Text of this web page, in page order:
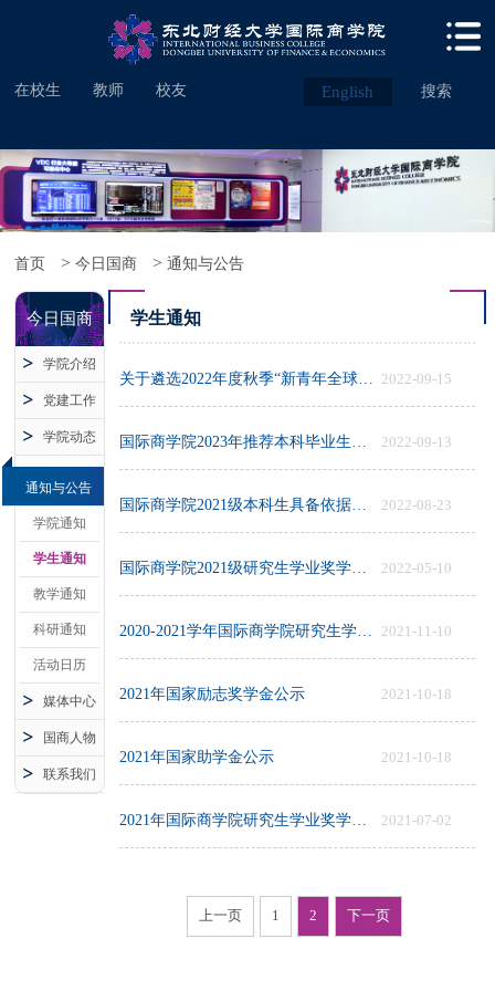
在校生 教师 校友 English 搜索
首页 >今日国商 >通知与公告
今日国商
学院介绍
党建工作
学院动态
通知与公告
学院通知
学生通知
教学通知
科研通知
活动日历
媒体中心
国商人物
联系我们
学生通知
2022-09-15
2022-09-13
2022-08-23
2022-05-10
2021-11-10
2021年国家励志奖学金公示 2021-10-18
2021年国家助学金公示 2021-10-18
2021-07-02
上一页 1 2 下一页